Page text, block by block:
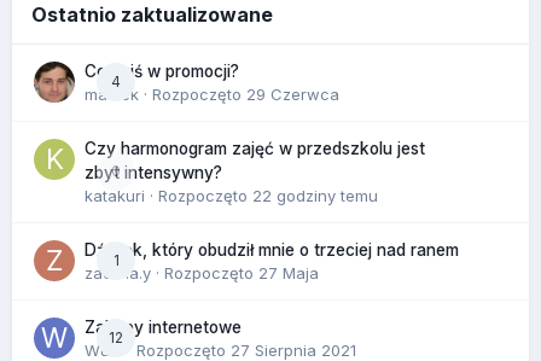
Ostatnio zaktualizowane
4
Co dziś w promocji?
maciek · Rozpoczęto 29 Czerwca
0
Czy harmonogram zajęć w przedszkolu jest
zbyt intensywny?
katakuri · Rozpoczęto 22 godziny temu
1
Dźwięk, który obudził mnie o trzeciej nad ranem
zackr.a.y · Rozpoczęto 27 Maja
12
Zakupy internetowe
Wula
· Rozpoczęto 27 Sierpnia 2021